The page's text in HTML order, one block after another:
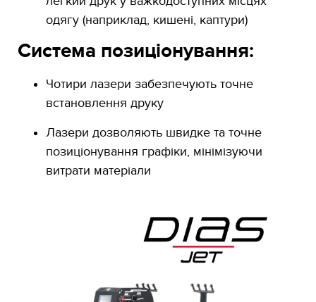
одягу (наприклад, кишені, каптури)
Система позиціонування:
Чотири лазери забезпечують точне
встановлення друку
Лазери дозволяють швидке та точне
позиціонування графіки, мінімізуючи
витрати матеріали